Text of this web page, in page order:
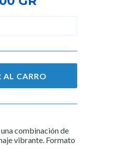
AL CARRO
combinación de
vibrante. Formato